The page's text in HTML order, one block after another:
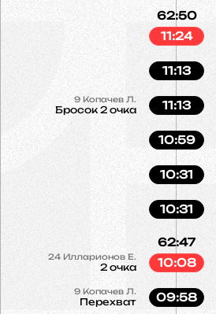
62:50
11:24
11:13
9 Копачев Л.
Бросок 2 очка 11:13
10:59
10:31
10:31
24 Илларионов Е.
2 очка
62:47
10:08
9 Копачев Л.
Перехват 09:58